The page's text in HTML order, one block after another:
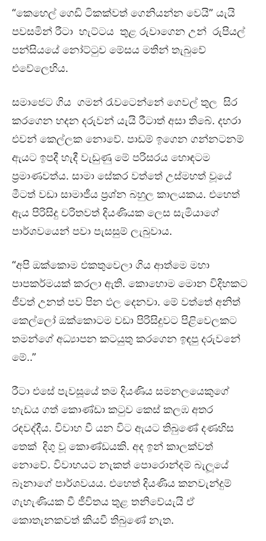
“කෙහෙල් ගෙඩි ටිකක්වත් ගෙනියන්න වෙයි” යැයි
පවසමින් රීටා හැට්ටය තුළ රුවාගෙන උන් රුපියල්
පන්සියයේ නෝට්ටුව මේසය මතින් තැබුවේ
එවේලෙහිය.
සමාජෙට ගිය ගමන් රැවටෙන්නේ ගෙවල් තුල සිර
කරගෙන හදන දරුවන් යැයි රීටාත් අසා තිබේ. දහරා
එවන් කෙල්ලක නොවේ. පාඩම් ඉගෙන ගන්නටනම්
ඇයට ඉපදී හැදී වැඩුණු මේ පරිසරය හොඳටම
ප්‍රමාණවත්ය. සාමා සේකර වත්තේ උස්මහත් වූයේ
මීටත් වඩා සාමාජීය ප්‍රශ්න බහුල කාලයකය. එහෙත්
ඇය පිරිසිදු චරිතවත් දියණියක ලෙස සැමියාගේ
පාර්ශවයෙන් පවා පැසසුම් ලැබුවාය.
“අපි ඔක්කොම එකතුවෙලා ගිය ආත්මෙ මහා
පාපකර්මයක් කරලා ඇති. කොහොම මොන විදිහකට
ජීවත් උනත් පව පින ඵල දෙනවා. මේ වත්තේ අනිත්
කෙල්ලෝ ඔක්කොටම වඩා පිරිසිදුවට පිළිවෙලකට
තමන්ගේ අධ්‍යාපන කටයුතු කරගෙන ඉඳපු දරුවනේ
මේ..”
රීටා එසේ පැවසූයේ තම දියණිය සමනලයෙකුගේ
හැඩය ගත් කොණ්ඩා කටුව කෙස් කලඹ අතර
රඳවද්දීය. විවාහ වී යන විට ඇයට තිබුණේ දණහිස
තෙක් දිගු වූ කොණ්ඩයකි. අද ඉන් කාලක්වත්
නොවේ. විවාහයට නැකත් පොරොන්දම් බැලූයේ
බෑනාගේ පාර්ශවයය. එහෙත් දියණිය කනවැන්දුම්
ගැහැණියක වී ජීවිතය තුළ තනිවේයැයි ඒ
කොතැනකවත් කියවී තිබුණේ නැත.